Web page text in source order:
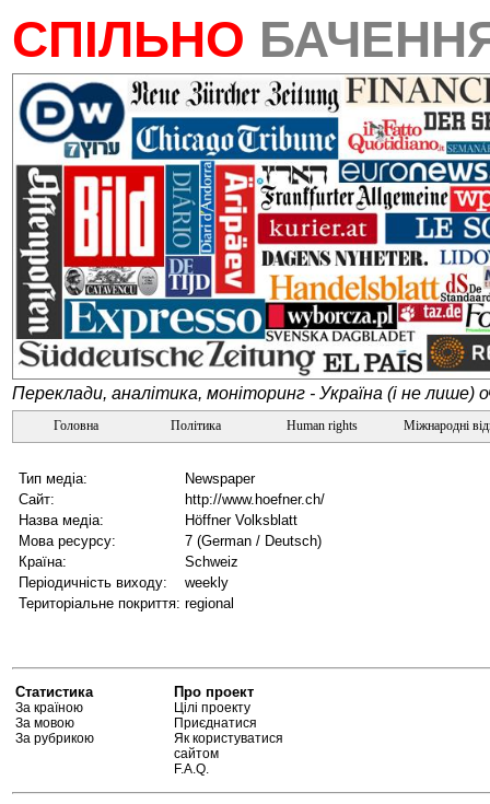
СПІЛЬНО
Переклади, аналітика, моніторинг - Україна (і не лише)
Головна Політика Human rights Міжнародні
Тип медіа:
Newspaper
Сайт:
http://www.hoefner.ch/
Назва медіа:
Höffner Volksblatt
Мова ресурсу:
7 (German / Deutsch)
Країна:
Schweiz
Періодичність виходу:
weekly
Територіальне покриття: regional
Статистика
За країною
За мовою
За рубрикою
Про проект
Цілі проекту
Приєднатися
Як користуватися
сайтом
F.A.Q.